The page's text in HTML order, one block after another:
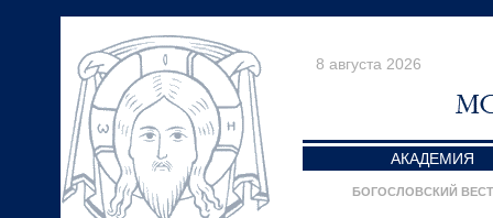
8 августа 2026
АКАДЕМИЯ
БОГОСЛОВСКИЙ